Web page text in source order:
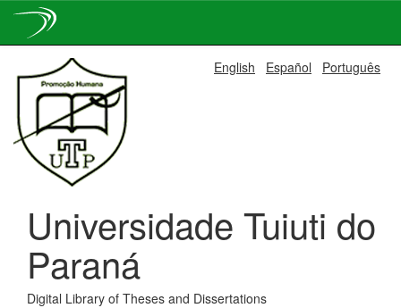
navigation
English Español Português
Universidade Tuiuti do
Paraná
Digital Library of Theses and Dissertations